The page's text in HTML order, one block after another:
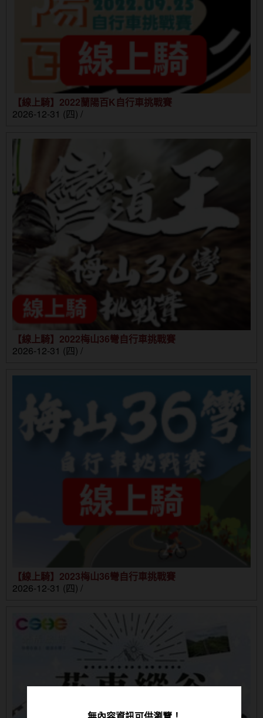
【線上騎】2022蘭陽百K自行車挑戰賽
2026-12-31 (四) /
【線上騎】2022梅山36彎自行車挑戰賽
2026-12-31 (四) /
【線上騎】2023梅山36彎自行車挑戰賽
2026-12-31 (四) /